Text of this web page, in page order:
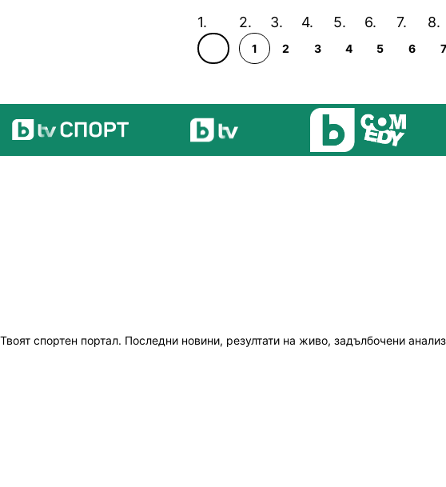
1 2 3 4 5 6 7
Твоят спортен портал. Последни новини, резултати на живо, задълбочени